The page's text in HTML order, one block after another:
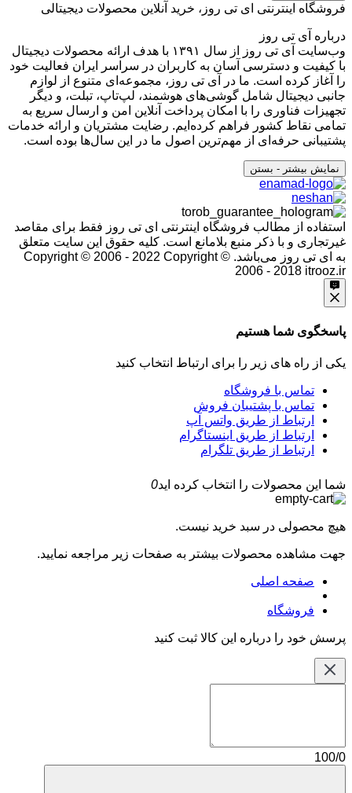
فروشگاه اینترنتی ای تی روز، خرید آنلاین محصولات دیجیتالی
درباره آی تی روز
وب‌سایت آی تی روز از سال ۱۳۹۱ با هدف ارائه محصولات دیجیتال
با کیفیت و دسترسی آسان به کاربران در سراسر ایران فعالیت خود
را آغاز کرده است. ما در آی تی روز، مجموعه‌ای متنوع از لوازم
جانبی دیجیتال شامل گوشی‌های هوشمند، لپ‌تاپ، تبلت، و دیگر
تجهیزات فناوری را با امکان پرداخت آنلاین امن و ارسال سریع به
تمامی نقاط کشور فراهم کرده‌ایم. رضایت مشتریان و ارائه خدمات
پشتیبانی حرفه‌ای از مهم‌ترین اصول ما در این سال‌ها بوده است.
نمایش بیشتر - بستن
استفاده از مطالب فروشگاه اینترنتی ای تی روز فقط برای مقاصد
غیرتجاری و با ذکر منبع بلامانع است. کلیه حقوق این سایت متعلق
به ای تی روز می‌باشد. Copyright © 2006 - 2022 Copyright ©
2006 - 2018 itrooz.ir
پاسخگوی شما هستیم
یکی از راه های زیر را برای ارتباط انتخاب کنید
تماس با فروشگاه
تماس با پشتیبان فروش
ارتباط از طریق واتس آپ
ارتباط از طریق اینستاگرام
ارتباط از طریق تلگرام
شما این محصولات را انتخاب کرده اید0
هیچ محصولی در سبد خرید نیست.
جهت مشاهده محصولات بیشتر به صفحات زیر مراجعه نمایید.
صفحه اصلی
فروشگاه
پرسش خود را درباره این کالا ثبت کنید
100/0